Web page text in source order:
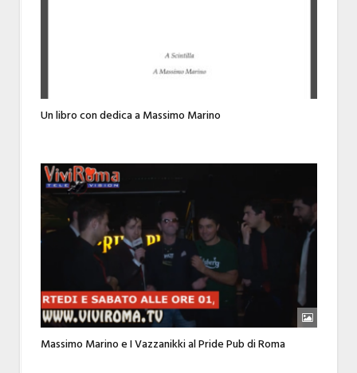
Un libro con dedica a Massimo Marino
Massimo Marino e I Vazzanikki al Pride Pub di Roma